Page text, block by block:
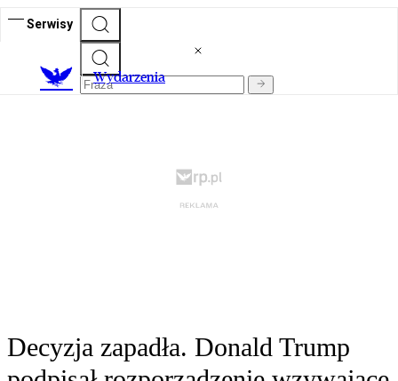
Serwisy
Wydarzenia
Decyzja zapadła. Donald Trump